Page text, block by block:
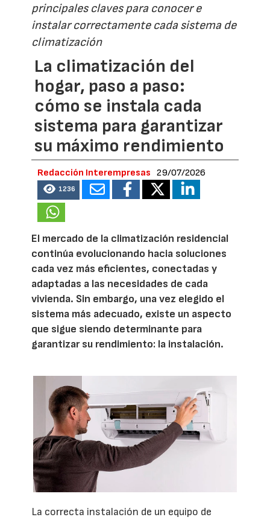
principales claves para conocer e
instalar correctamente cada sistema de
climatización
La climatización del
hogar, paso a paso:
cómo se instala cada
sistema para garantizar
su máximo rendimiento
Redacción Interempresas 29/07/2026
1236
El mercado de la climatización residencial
continúa evolucionando hacia soluciones
cada vez más eficientes, conectadas y
adaptadas a las necesidades de cada
vivienda. Sin embargo, una vez elegido el
sistema más adecuado, existe un aspecto
que sigue siendo determinante para
garantizar su rendimiento: la instalación.
La correcta instalación de un equipo de